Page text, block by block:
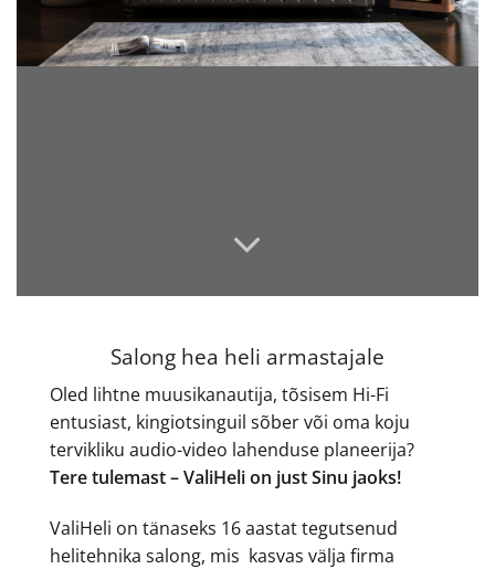
Salong hea heli armastajale
Oled lihtne muusikanautija, tõsisem Hi-Fi
entusiast, kingiotsinguil sõber või oma koju
tervikliku audio-video lahenduse planeerija?
Tere tulemast – ValiHeli on just Sinu jaoks!
ValiHeli on tänaseks 16 aastat tegutsenud
helitehnika salong, mis kasvas välja firma